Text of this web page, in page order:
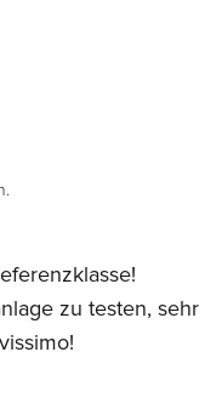
zu testen, sehr